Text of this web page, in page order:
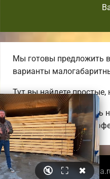
Мы готовы предложить
варианты
Тут вы найдете
Мы можем предложить
до огромных
© 2026 🔇 ⛶ ✖